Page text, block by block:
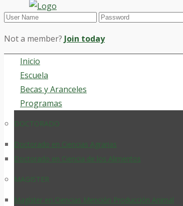
Not a member? Join today
Inicio
Escuela
Becas y Aranceles
Programas
DOCTORADO
Doctorado en Ciencias Agrarias
Doctorado en Ciencia de los Alimentos
MAGISTER
Magíster en Ciencias Mención Producción Animal